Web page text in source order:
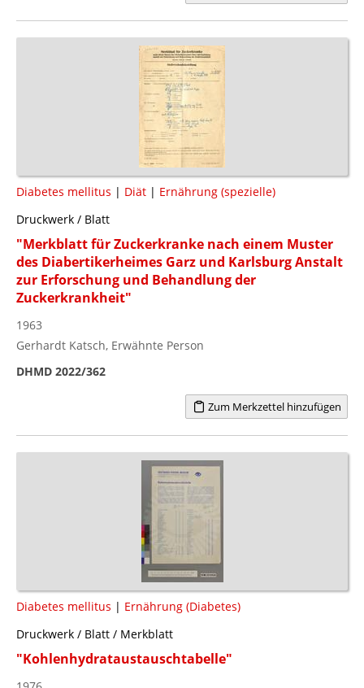
Diabetes mellitus | Diät | Ernährung (spezielle)
Druckwerk / Blatt
"Merkblatt für Zuckerkranke nach einem Muster
des Diabertikerheimes Garz und Karlsburg Anstalt
zur Erforschung und Behandlung der
Zuckerkrankheit"
1963
Gerhardt Katsch, Erwähnte Person
DHMD 2022/362
Zum Merkzettel hinzufügen
Diabetes mellitus | Ernährung (Diabetes)
Druckwerk / Blatt / Merkblatt
"Kohlenhydrataustauschtabelle"